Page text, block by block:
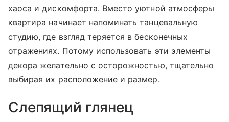
хаоса и дискомфорта. Вместо уютной атмосферы
квартира начинает напоминать танцевальную
студию, где взгляд теряется в бесконечных
отражениях. Потому использовать эти элементы
декора желательно с осторожностью, тщательно
выбирая их расположение и размер.
Слепящий глянец